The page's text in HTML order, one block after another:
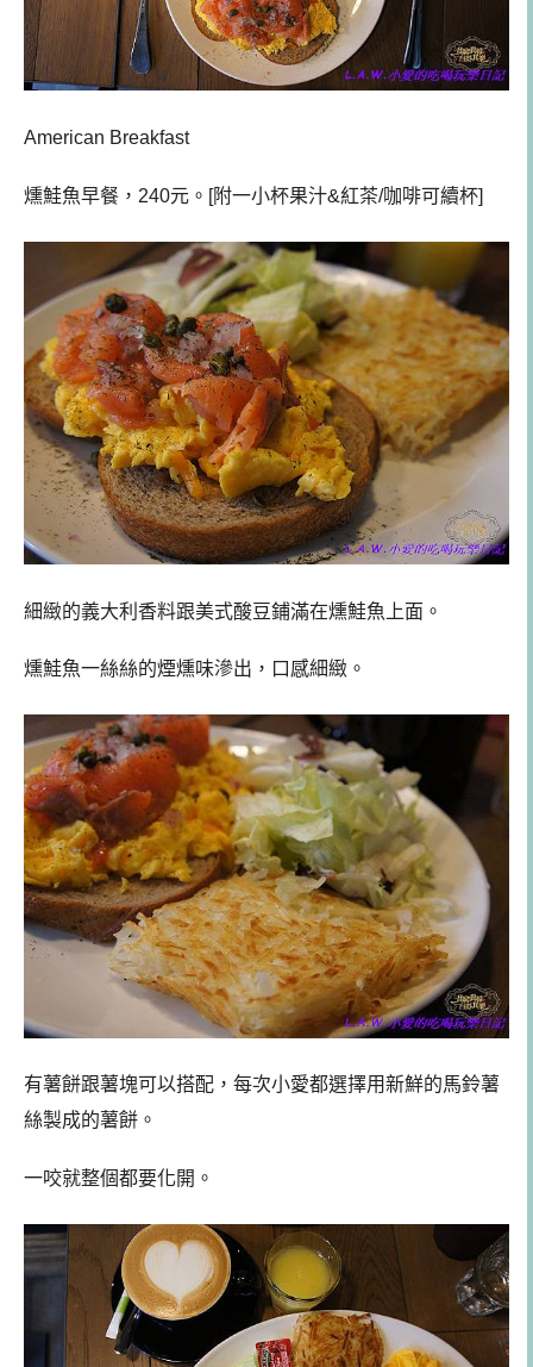
American Breakfast
燻鮭魚早餐，240元。[附一小杯果汁&紅茶/咖啡可續杯]
細緻的義大利香料跟美式酸豆鋪滿在燻鮭魚上面。
燻鮭魚一絲絲的煙燻味滲出，口感細緻。
有薯餅跟薯塊可以搭配，每次小愛都選擇用新鮮的馬鈴薯
絲製成的薯餅。
一咬就整個都要化開。